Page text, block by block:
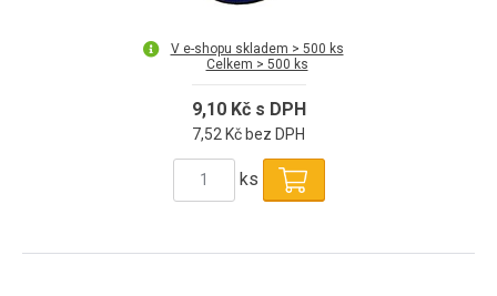
V e-shopu skladem > 500 ks
Celkem > 500 ks
9,10 Kč s DPH
7,52 Kč bez DPH
ks